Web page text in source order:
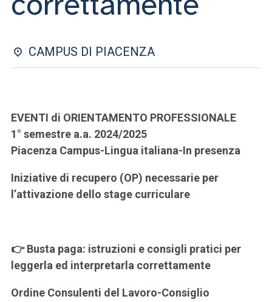
ACCEDI A CLOUDMAIL
CAMPUS DI PIACENZA
EVENTI di ORIENTAMENTO PROFESSIONALE
1° semestre a.a. 2024/2025
Piacenza Campus-Lingua italiana-In presenza
Iniziative di recupero (OP) necessarie per
l’attivazione dello stage curriculare
👉 Busta paga: istruzioni e consigli pratici per
leggerla ed interpretarla correttamente
Ordine Consulenti del Lavoro-Consiglio